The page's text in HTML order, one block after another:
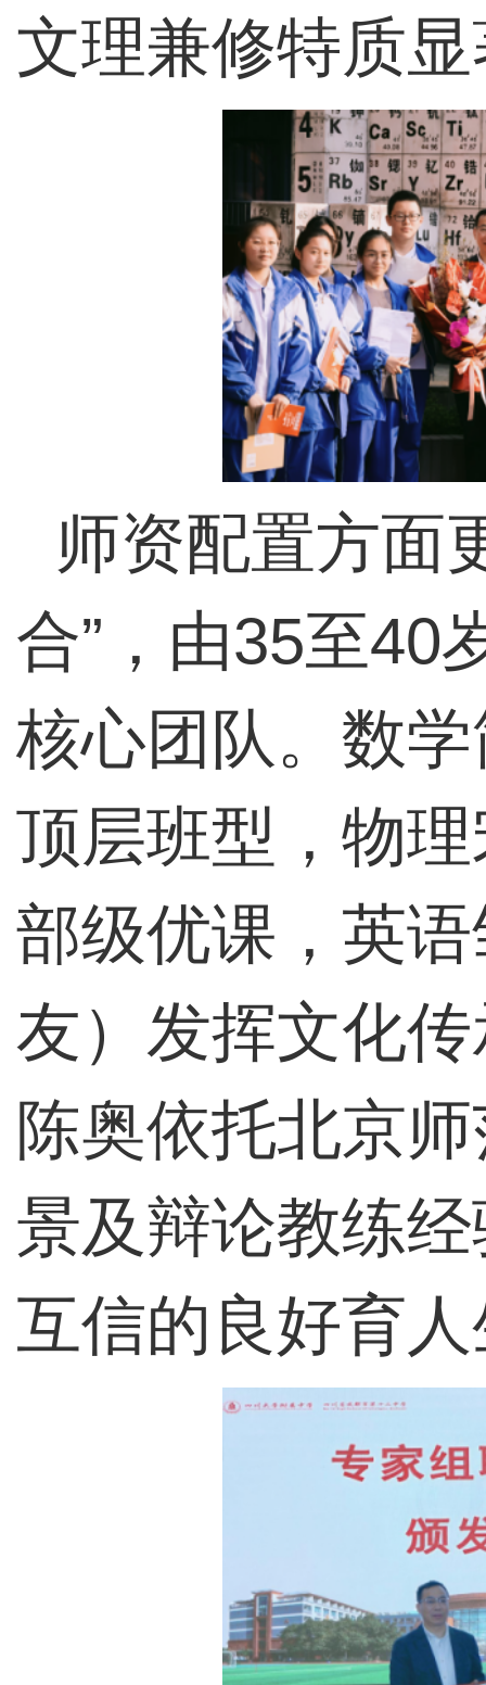
文理兼修特质
师资配置方面
合”，由35至40
核心团队。数
顶层班型，物
部级优课，英
友）发挥文化
陈奥依托北京
景及辩论教练
互信的良好育